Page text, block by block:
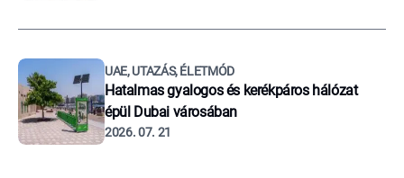
UAE, UTAZÁS, ÉLETMÓD
Hatalmas gyalogos és kerékpáros hálózat
épül Dubai városában
2026. 07. 21